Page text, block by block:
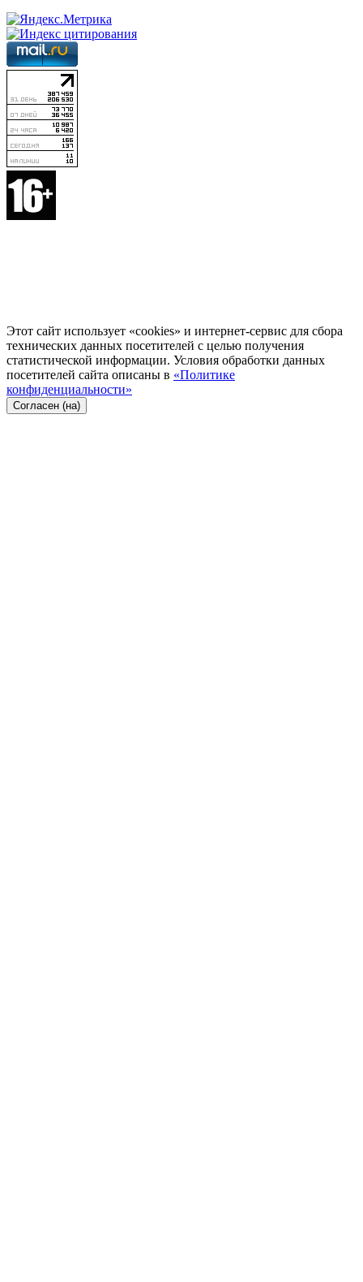
Этот сайт использует «cookies» и интернет-сервис для сбора
технических данных посетителей с целью получения
статистической информации. Условия обработки данных
посетителей сайта описаны в «Политике
конфиденциальности»
Согласен (на)